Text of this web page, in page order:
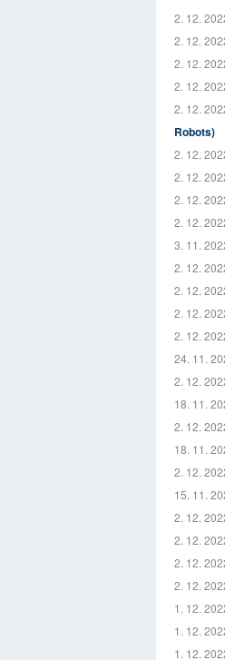
2. 12.
2. 12.
2. 12.
2. 12.
2. 12.
Robots)
2. 12.
2. 12.
2. 12.
2. 12.
3. 11.
2. 12.
2. 12.
2. 12.
2. 12.
24. 11.
2. 12.
18. 11.
2. 12.
18. 11.
2. 12.
15. 11.
2. 12.
2. 12.
2. 12.
2. 12.
1. 12.
1. 12.
1. 12.